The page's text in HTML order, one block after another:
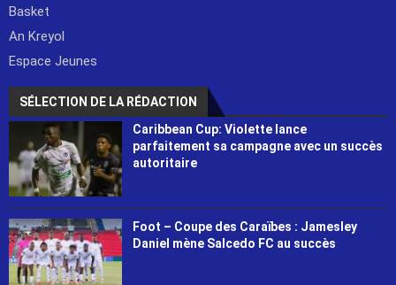
Basket
An Kreyol
Espace Jeunes
SÉLECTION DE LA RÉDACTION
Caribbean Cup: Violette lance
parfaitement sa campagne avec un succès
autoritaire
Foot – Coupe des Caraïbes : Jamesley
Daniel mène Salcedo FC au succès